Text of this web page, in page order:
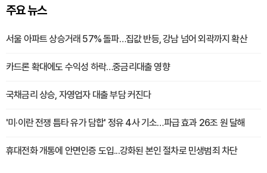
주요 뉴스
서울 아파트 상승거래 57% 돌파…집값 반등, 강남 넘어 외곽까지 확산
카드론 확대에도 수익성 하락…중금리대출 영향
국채금리 상승, 자영업자 대출 부담 커진다
'미·이란 전쟁 틈타 유가 담합' 정유 4사 기소…파급 효과 26조 원 달해
휴대전화 개통에 안면인증 도입...강화된 본인 절차로 민생범죄 차단